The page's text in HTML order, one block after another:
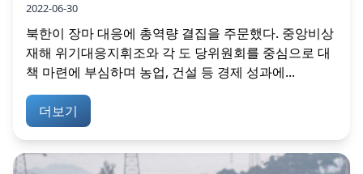
2022-06-30
북한이 장마 대응에 총역량 결집을 주문했다. 중앙비상
재해 위기대응지휘조와 각 도 당위원회를 중심으로 대
책 마련에 부심하며 농업, 건설 등 경제 성과에...
더보기